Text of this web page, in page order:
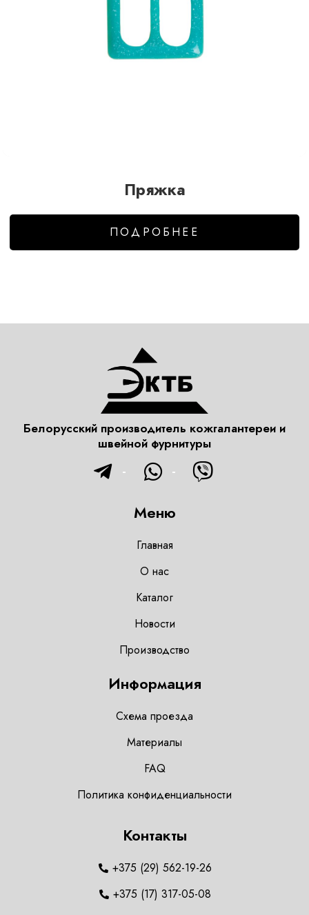
Пряжка
ПОДРОБНЕЕ
Белорусский производитель кожгалантереи и
швейной фурнитуры
Меню
Главная
О нас
Каталог
Новости
Производство
Информация
Схема проезда
Материалы
FAQ
Политика конфиденциальности
Контакты
+375 (29) 562-19-26
+375 (17) 317-05-08